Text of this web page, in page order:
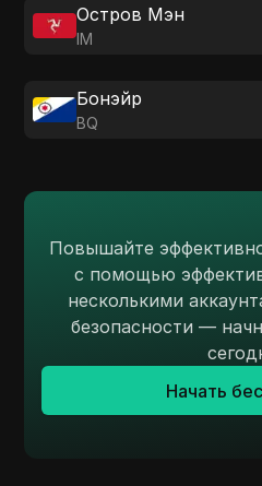
Остров Мэн
IM
Бонэйр
BQ
Повышайте
с помощью
несколькими
безопасности —
Начать